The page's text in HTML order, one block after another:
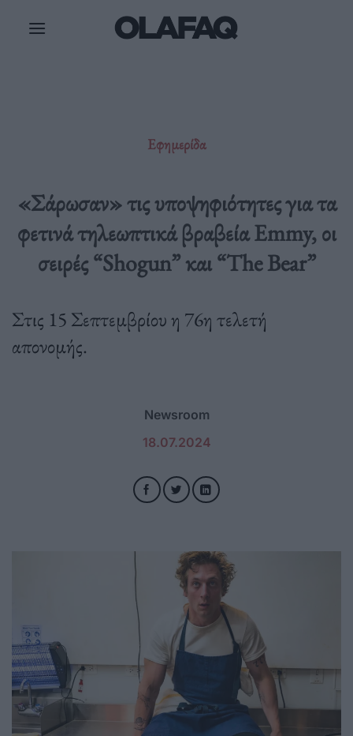
Εφημερίδα
«Σάρωσαν» τις υποψηφιότητες για τα
φετινά τηλεωπτικά βραβεία Emmy, οι
σειρές “Shogun” και “The Bear”
Στις 15 Σεπτεμβρίου η 76η τελετή
απονομής.
Newsroom
18.07.2024